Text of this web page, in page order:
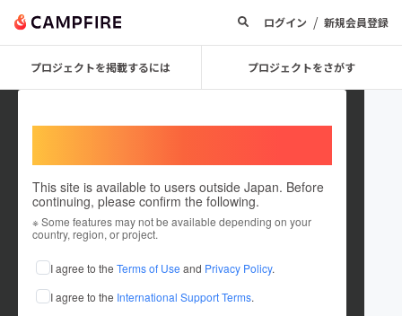
ログイン / 新規会員登録
プロジェクトを掲載するには プロジェクトをさがす
This site is available to users outside Japan. Before
continuing, please confirm the following.
※ Some features may not be available depending on your
country, region, or project.
I agree to the Terms of Use and Privacy Policy.
I agree to the International Support Terms.
Alice Project
これまでに1件のプロジェクトを投稿しています
在住国：日本 現在地：島根県